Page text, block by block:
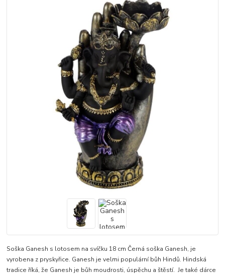
Soška Ganesh s lotosem na svíčku 18 cm Černá soška Ganesh, je
vyrobena z pryskyřice. Ganesh je velmi populární bůh Hindů. Hindská
tradice říká, že Ganesh je bůh moudrosti, úspěchu a štěstí. Je také dárce